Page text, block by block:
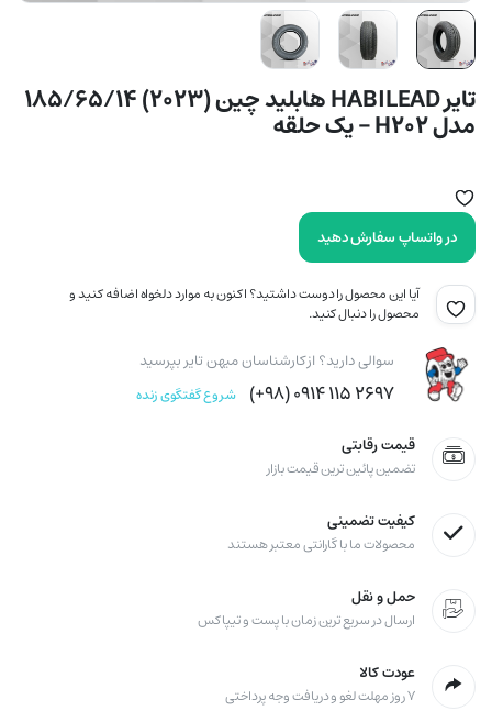
تایر HABILEAD هابلید چین (2023) 185/65/14
مدل H202 – یک حلقه
در واتساپ سفارش دهید
آیا این محصول را دوست داشتید؟ اکنون به موارد دلخواه اضافه کنید و
محصول را دنبال کنید.
سوالی دارید؟ از کارشناسان میهن تایر بپرسید
۲۶۹۷ ۱۱۵ ۰۹۱۴ (۹۸+) شروع گفتگوی زنده
قیمت رقابتی
تضمین پائین ترین قیمت بازار
کیفیت تضمینی
محصولات ما با گارانتی معتبر هستند
حمل و نقل
ارسال در سریع ترین زمان با پست و تیپاکس
عودت کالا
۷ روز مهلت لغو و دریافت وجه پرداختی